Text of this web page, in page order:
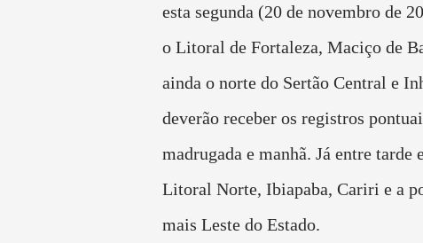
esta segunda (20 de novembro de
o Litoral de Fortaleza, Maciço de
ainda o norte do Sertão Central e
deverão receber os registros
madrugada e manhã. Já entre tarde
Litoral Norte, Ibiapaba, Cariri e a
mais Leste do Estado.